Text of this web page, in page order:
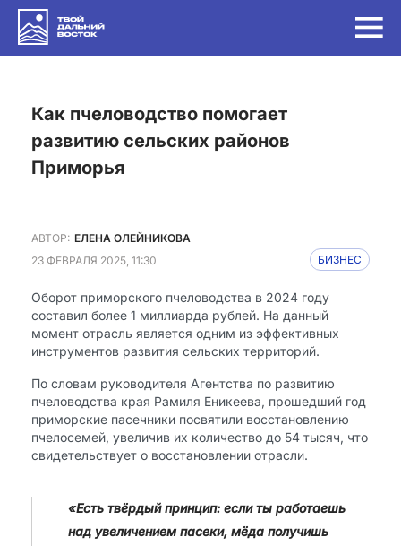
Как пчеловодство помогает
развитию сельских районов
Приморья
АВТОР: ЕЛЕНА ОЛЕЙНИКОВА
23 ФЕВРАЛЯ 2025, 11:30
БИЗНЕС
Оборот приморского пчеловодства в 2024 году
составил более 1 миллиарда рублей. На данный
момент отрасль является одним из эффективных
инструментов развития сельских территорий.
По словам руководителя Агентства по развитию
пчеловодства края Рамиля Еникеева, прошедший год
приморские пасечники посвятили восстановлению
пчелосемей, увеличив их количество до 54 тысяч, что
свидетельствует о восстановлении отрасли.
«Есть твёрдый принцип: если ты работаешь
над увеличением пасеки, мёда получишь